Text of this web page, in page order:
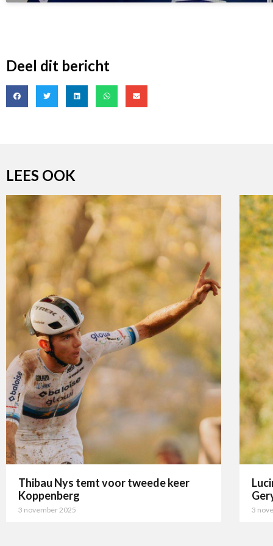
Deel dit bericht
LEES OOK
Thibau Nys temt voor tweede keer
Koppenberg
3 november 2025 3